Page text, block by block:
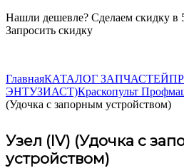
Нашли дешевле? Сделаем скидку в
Запросить скидку
ГлавнаяКАТАЛОГ ЗАПЧАСТЕЙ
ЭНТУЗИАСТ)Краскопульт
(Удочка с запорным устройством)
Узел (IV) (Удочка с
устройством)